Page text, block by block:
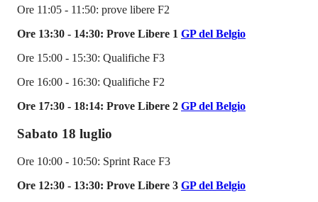
Ore 11:05 - 11:50: prove libere F2
Ore 13:30 - 14:30: Prove Libere 1 GP del Belgio
Ore 15:00 - 15:30: Qualifiche F3
Ore 16:00 - 16:30: Qualifiche F2
Ore 17:30 - 18:14: Prove Libere 2 GP del Belgio
Sabato 18 luglio
Ore 10:00 - 10:50: Sprint Race F3
Ore 12:30 - 13:30: Prove Libere 3 GP del Belgio